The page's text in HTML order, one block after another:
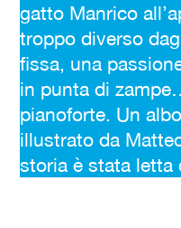
gatto Manrico
troppo diverso
fissa, una
in punta di
pianoforte. Un
illustrato da
storia è stata letta